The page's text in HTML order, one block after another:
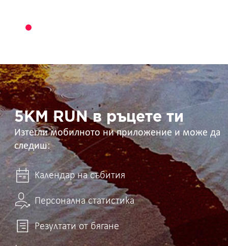
5KM
RUN
в
ръцете
ти 5KM RUN в ръцете ти
Изтегли мобилното ни приложение и може да
следиш:
Календар на събития
Персонална статистика
Резултати от бягане